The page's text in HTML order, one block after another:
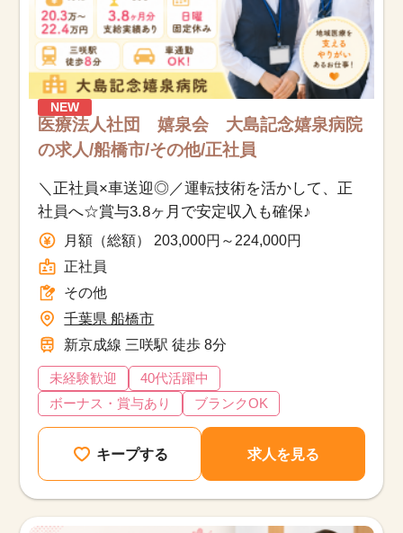
NEW
医療法人社団 嬉泉会 大島記念嬉泉病院
の求人/船橋市/その他/正社員
＼正社員×車送迎◎／運転技術を活かして、正
社員へ☆賞与3.8ヶ月で安定収入も確保♪
月額（総額） 203,000円～224,000円
正社員
その他
千葉県 船橋市
新京成線 三咲駅 徒歩 8分
未経験歓迎
40代活躍中
ボーナス・賞与あり
ブランクOK
キープする 求人を見る